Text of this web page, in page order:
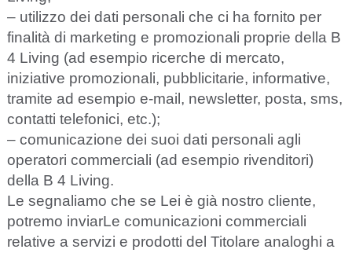
– utilizzo dei dati personali che ci ha fornito per
finalità di marketing e promozionali proprie della B
4 Living (ad esempio ricerche di mercato,
iniziative promozionali, pubblicitarie, informative,
tramite ad esempio e-mail, newsletter, posta, sms,
contatti telefonici, etc.);
– comunicazione dei suoi dati personali agli
operatori commerciali (ad esempio rivenditori)
della B 4 Living.
Le segnaliamo che se Lei è già nostro cliente,
potremo inviarLe comunicazioni commerciali
re ative a servizi e prodotti de l Titolare ana loghi a